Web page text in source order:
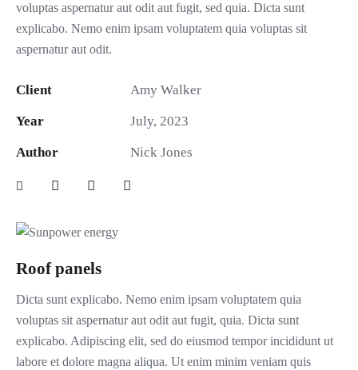
voluptas aspernatur aut odit aut fugit, sed quia. Dicta sunt
explicabo. Nemo enim ipsam voluptatem quia voluptas sit
aspernatur aut odit.
Client Amy Walker
Year July, 2023
Author Nick Jones
Roof panels
Dicta sunt explicabo. Nemo enim ipsam voluptatem quia
voluptas sit aspernatur aut odit aut fugit, quia. Dicta sunt
explicabo. Adipiscing elit, sed do eiusmod tempor incididunt ut
labore et dolore magna aliqua. Ut enim minim veniam quis